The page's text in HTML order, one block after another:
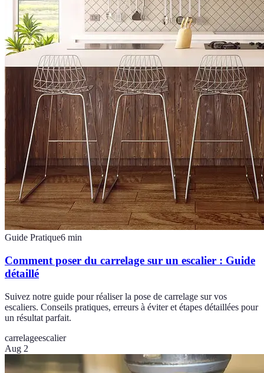
Guide Pratique6 min
Comment poser du carrelage sur un escalier : Guide
détaillé
Suivez notre guide pour réaliser la pose de carrelage sur vos
escaliers. Conseils pratiques, erreurs à éviter et étapes détaillées pour
un résultat parfait.
carrelageescalier
Aug 2